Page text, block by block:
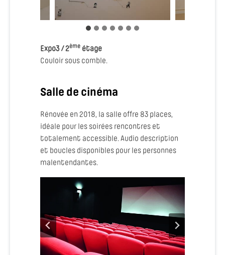
Expo3 / 2ème étage
Couloir sous comble.
Salle de cinéma
Rénovée en 2018, la salle offre 83 places,
idéale pour les soirées rencontres et
totalement accessible. Audio description
et boucles disponibles pour les personnes
malentendantes.